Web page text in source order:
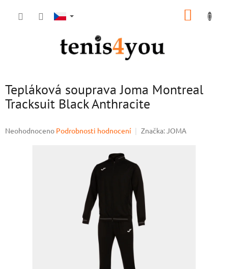
Tepláková souprava Joma Montreal
Tracksuit Black Anthracite
Průměrné
Neohodnoceno Podrobnosti hodnocení Značka:JOMA